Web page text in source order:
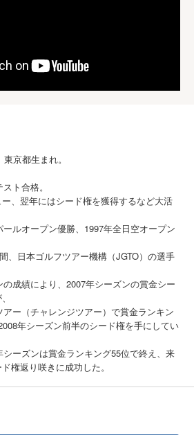
京都生まれ。
ト合格。
、翌年にはシード権を獲得するなど大活
ールオープン優勝、1997年全日空オープン
、日本ゴルフツアー機構（JGTO）の選手
の成績により、2007年シーズンの賞金シー
アー（チャレンジツアー）で賞金ランキン
年シーズン前半のシード権を手にしてい
シーズンは賞金ランキング55位で終え、来
権返り咲きに成功した。